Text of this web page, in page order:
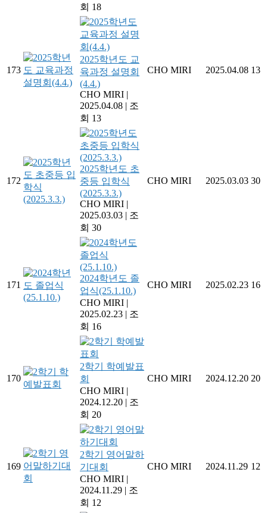
회 18
173
2025학년도 교
육과정 설명회
(4.4.)
CHO MIRI |
2025.04.08 | 조
회 13
CHO MIRI 2025.04.08 13
172
2025학년도 초
중등 입학식
(2025.3.3.)
CHO MIRI |
2025.03.03 | 조
회 30
CHO MIRI 2025.03.03 30
171
2024학년도 졸
업식(25.1.10.)
CHO MIRI |
2025.02.23 | 조
회 16
CHO MIRI 2025.02.23 16
170
2학기 학예발표
회
CHO MIRI |
2024.12.20 | 조
회 20
CHO MIRI 2024.12.20 20
169
2학기 영어말하
기대회
CHO MIRI |
2024.11.29 | 조
회 12
CHO MIRI 2024.11.29 12